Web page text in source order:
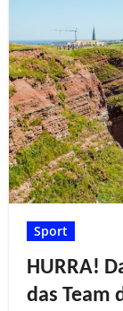
Sport
HURRA!
das Team